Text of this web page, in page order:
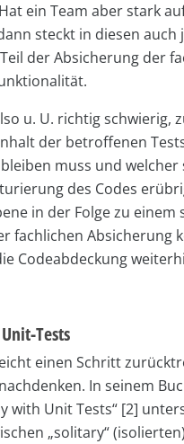
ein Team aber stark
steckt in diesen auch
der Absicherung der
u. U. richtig schwierig,
der betroffenen
muss und welcher
des Codes
in der Folge zu einem
fachlichen Absicherung
Codeabdeckung
Tests
einen Schritt
In seinem
with Unit Tests“ [2]
„solitary“